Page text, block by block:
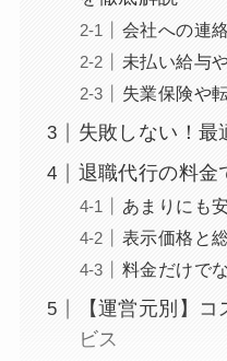
会社への連
未払い給与
失業保険や
失敗しない！最
退職代行の料金
あまりにも
表示価格と
料金だけで
【運営元別】
ビス